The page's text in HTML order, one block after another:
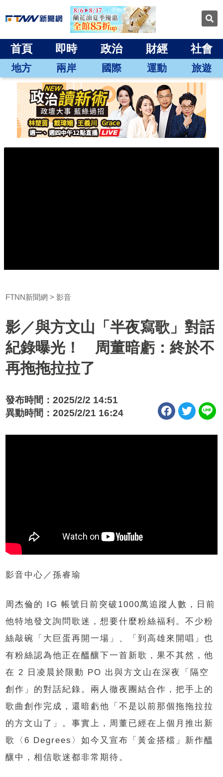
首頁 即時 政治 財經 社會
地方 兩岸 國際 運動 旅遊
FTNN新聞網 影音
影／與方文山「半夜寫歌」對話
紀錄曝光！ 周董暗虧：終於不
再拖拖拉拉了
發布時間：2025/2/2 14:51
異動時間：2025/2/21 16:24
影音中心／孫睿瑜
周杰倫的 IG 帳號日前突破1000萬追蹤人數，日前
他特地發文詢問歌迷，想要什麼粉絲福利。不少粉
絲敲碗「大巨蛋再開一場」、「到高雄來開唱」也
有粉絲認為他正在醞釀下一首新歌，果不其然，他
在 2 日凌晨於限動 PO 出與方文山在深夜「隔空
創作」的對話紀錄。兩人徹夜團結合作，把手上的
歌曲創作完成，還暗虧他「不是以前那個拖拖拉拉
的方文山了」。事實上，周董已經在上個月推出新
歌〈6 Degrees〉如今又宣布「黃金搭檔」新作醞
釀中，相信歌迷都非常期待。